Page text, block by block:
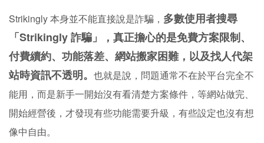
Strikingly 本身並不能直接說是詐騙， 多數使用者搜尋
「Strikingly 詐騙」，真正擔心的是免費方案限制、
付費續約、功能落差、網站搬家困難，以及找人代架
站時資訊不透明。 也就是說，問題通常不在於平台完全不
能用，而是新手一開始沒有看清楚方案條件，等網站做完、
開始經營後，才發現有些功能需要升級，有些設定也沒有想
像中自由。